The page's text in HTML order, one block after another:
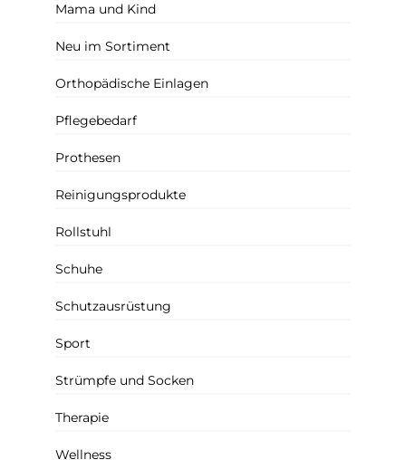
Mama und Kind
Neu im Sortiment
Orthopädische Einlagen
Pflegebedarf
Prothesen
Reinigungsprodukte
Rollstuhl
Schuhe
Schutzausrüstung
Sport
Strümpfe und Socken
Therapie
Wellness